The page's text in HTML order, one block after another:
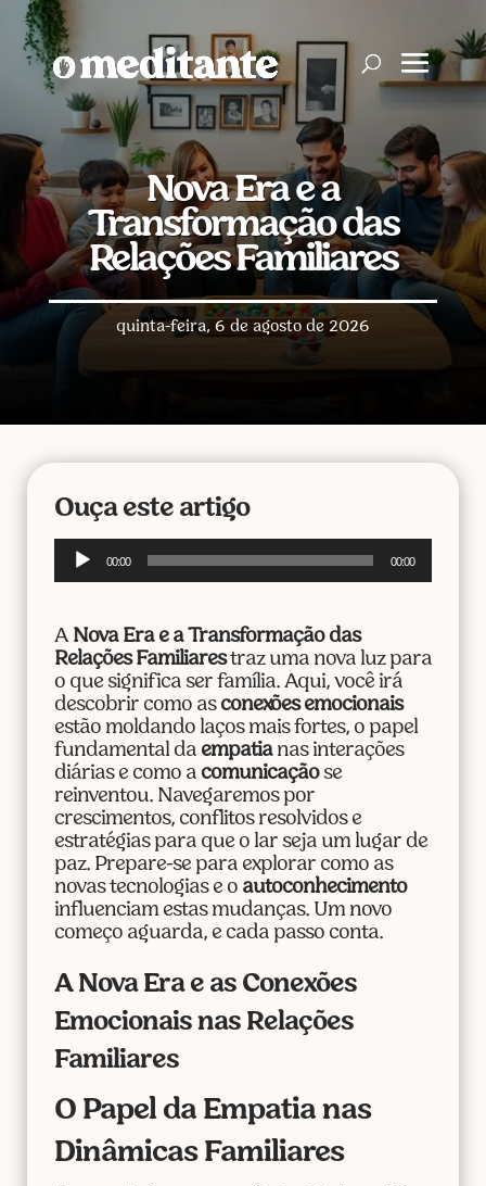
Nova Era e a
Transformação das
Relações Familiares
quinta-feira, 6 de agosto de 2026
Ouça este artigo
Tocador
00:00 00:00
A Nova Era e a Transformação das
Relações Familiarestraz uma nova luz para
o que significa ser família. Aqui, você irá
descobrir como as conexões emocionais
estão moldando laços mais fortes, o papel
fundamental da empatianas interações
diárias e como a comunicaçãose
reinventou. Navegaremos por
crescimentos, conflitos resolvidos e
estratégias para que o lar seja um lugar de
paz. Prepare-se para explorar como as
novas tecnologias e o autoconhecimento
influenciam estas mudanças. Um novo
começo aguarda, e cada passo conta.
A Nova Era e as Conexões
Emocionais nas Relações
Familiares
O Papel da Empatia nas
Dinâmicas Familiares